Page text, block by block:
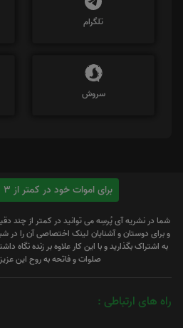
تلگرام
سروش
برای اموات خود در کمتر از 3 دقیقه یادبود بسازید
شما در نشریه آی پُرسِه می توانید در کمتر از چند
و برای دوستان و آشنایان لینک اختصاصی آن را
به اشتراک بگذارید و با این کار علاوه بر زنده نگاه
صلوات و فاتحه به روح این
راه های ارتباطی :